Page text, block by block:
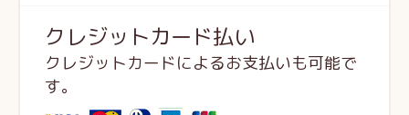
クレジットカード払い
クレジットカードによるお支払いも可能で
す。